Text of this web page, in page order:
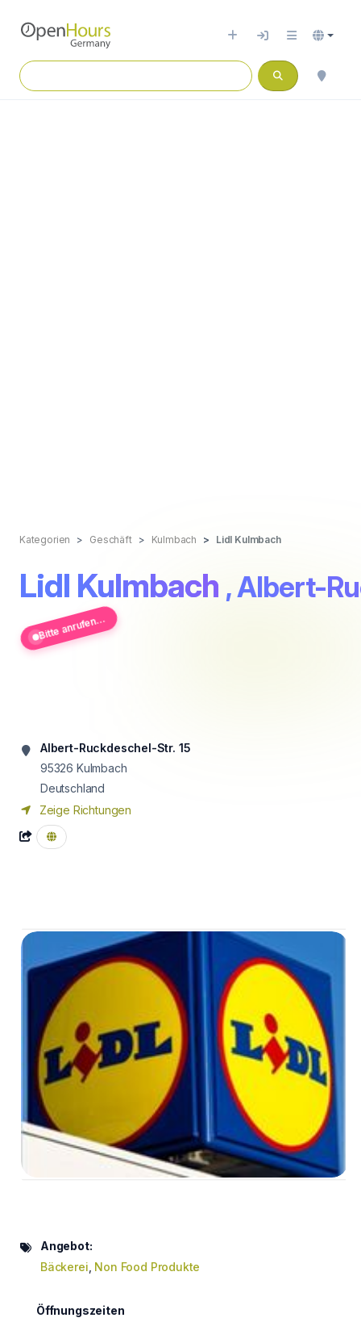
Kategorien Geschäft Kulmbach Lidl Kulmbach
Lidl Kulmbach , Albert-
Bitte anrufen...
Albert-Ruckdeschel-Str. 15
95326 Kulmbach
Deutschland
Zeige Richtungen
Angebot:
Bäckerei Non Food Produkte
Öffnungszeiten